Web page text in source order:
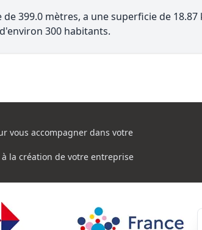
399.0 mètres, a une superficie de 18.87
300 habitants.
vous accompagner dans votre
la création de votre entreprise